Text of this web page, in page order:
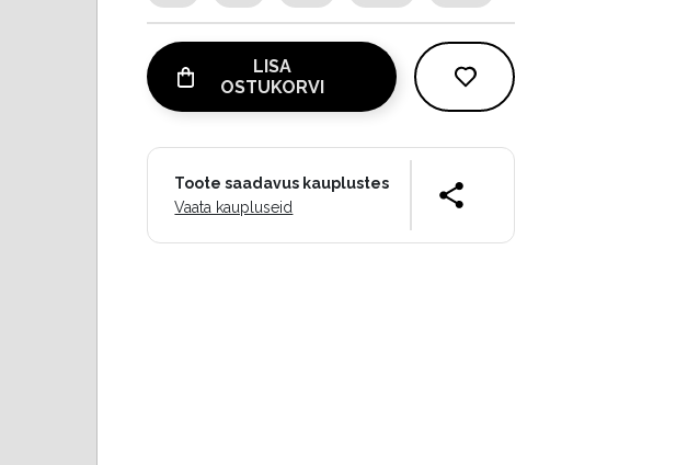
LISA
OSTUKORVI
Toote saadavus kauplustes
Vaata kaupluseid